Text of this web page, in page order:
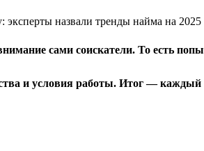
сами соискатели. То есть
и условия работы. Итог — каждый